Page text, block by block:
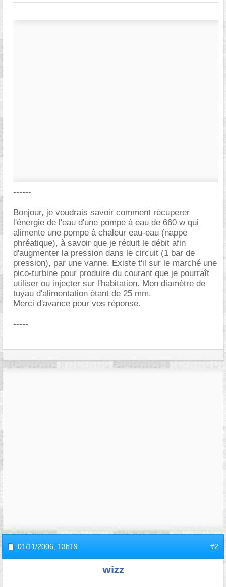
------
Bonjour, je voudrais savoir comment récuperer
l'énergie de l'eau d'une pompe à eau de 660 w qui
alimente une pompe à chaleur eau-eau (nappe
phréatique), à savoir que je réduit le débit afin
d'augmenter la pression dans le circuit (1 bar de
pression), par une vanne. Existe t'il sur le marché une
pico-turbine pour produire du courant que je pourraît
utiliser ou injecter sur l'habitation. Mon diamètre de
tuyau d'alimentation étant de 25 mm.
Merci d'avance pour vos réponse.
-----
01/11/2006, 13h19 #2
wizz